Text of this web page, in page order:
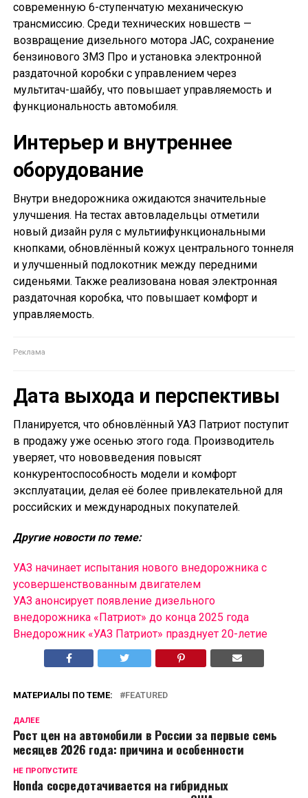
современную 6-ступенчатую механическую
трансмиссию. Среди технических новшеств —
возвращение дизельного мотора JAC, сохранение
бензинового ЗМЗ Про и установка электронной
раздаточной коробки с управлением через
мультитач-шайбу, что повышает управляемость и
функциональность автомобиля.
Интерьер и внутреннее
оборудование
Внутри внедорожника ожидаются значительные
улучшения. На тестах автовладельцы отметили
новый дизайн руля с мультиифункциональными
кнопками, обновлённый кожух центрального тоннеля
и улучшенный подлокотник между передними
сиденьями. Также реализована новая электронная
раздаточная коробка, что повышает комфорт и
управляемость.
Дата выхода и перспективы
Планируется, что обновлённый УАЗ Патриот поступит
в продажу уже осенью этого года. Производитель
уверяет, что нововведения повысят
конкурентоспособность модели и комфорт
эксплуатации, делая её более привлекательной для
российских и международных покупателей.
Другие новости по теме:
УАЗ начинает испытания нового внедорожника с
усовершенствованным двигателем
УАЗ анонсирует появление дизельного
внедорожника «Патриот» до конца 2025 года
Внедорожник «УАЗ Патриот» празднует 20-летие
МАТЕРИАЛЫ ПО ТЕМЕ: FEATURED
ДАЛЕЕ
Рост цен на автомобили в России за первые семь
месяцев 2026 года: причина и особенности
НЕ ПРОПУСТИТЕ
Honda сосредотачивается на гибридных